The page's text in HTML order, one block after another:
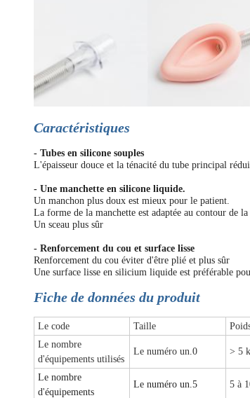
Caractéristiques
- Tubes en silicone souples
L'épaisseur douce et la ténacité du tube principal
- Une manchette en silicone liquide.
Un manchon plus doux est mieux pour le patient.
La forme de la manchette est adaptée au contour de
Un sceau plus sûr
- Renforcement du cou et surface lisse
Renforcement du cou éviter d'être plié et plus sûr
Une surface lisse en silicium liquide est préférable
Fiche de données du produit
Le code Taille
Le nombre
d'équipements utilisés
Le numéro un.0 > 5
Le nombre
d'équipements
Le numéro un.5 5 à